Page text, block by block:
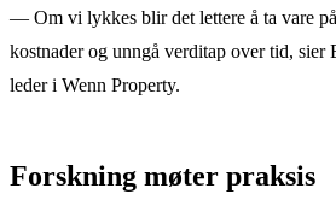
— Om vi lykkes blir det lettere å ta vare
kostnader og unngå verditap over tid,
leder i Wenn Property.
Forskning møter praksis